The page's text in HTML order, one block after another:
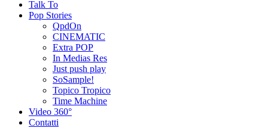
Talk To
Pop Stories
QpdOn
CINEMATIC
Extra POP
In Medias Res
Just push play
SoSample!
Topico Tropico
Time Machine
Video 360°
Contatti